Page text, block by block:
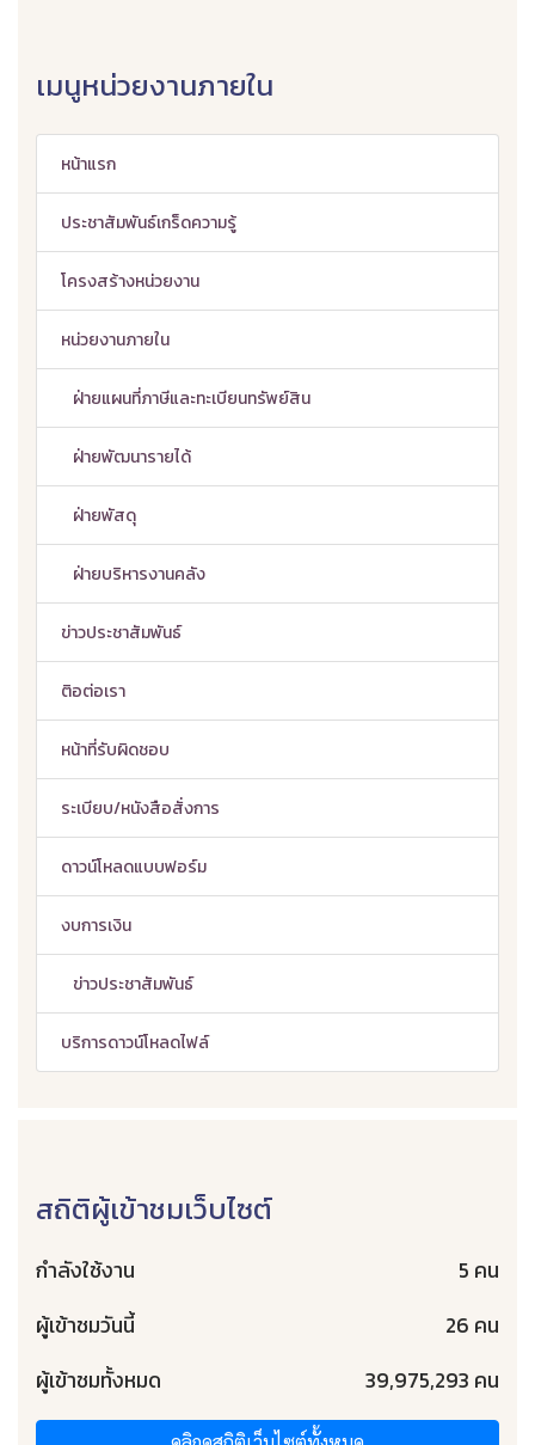
เมนูหน่วยงานภายใน
หน้าแรก
ประชาสัมพันธ์เกร็ดความรู้
โครงสร้างหน่วยงาน
หน่วยงานภายใน
ฝ่ายแผนที่ภาษีและทะเบียนทรัพย์สิน
ฝ่ายพัฒนารายได้
ฝ่ายพัสดุ
ฝ่ายบริหารงานคลัง
ข่าวประชาสัมพันธ์
ติอต่อเรา
หน้าที่รับผิดชอบ
ระเบียบ/หนังสือสั่งการ
ดาวน์โหลดแบบฟอร์ม
งบการเงิน
ข่าวประชาสัมพันธ์
บริการดาวน์โหลดไฟล์
สถิติผู้เข้าชมเว็บไซต์
กำลังใช้งาน
5 คน
ผู้เข้าชมวันนี้
26 คน
ผู้เข้าชมทั้งหมด
39,975,293 คน